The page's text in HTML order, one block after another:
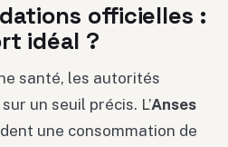
officielles :
idéal ?
santé, les autorités
un seuil précis. L’Anses
une consommation de